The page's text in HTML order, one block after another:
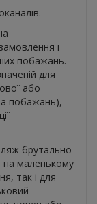
і
побажань.
для
або
побажань),
брутально
на маленькому
так і для